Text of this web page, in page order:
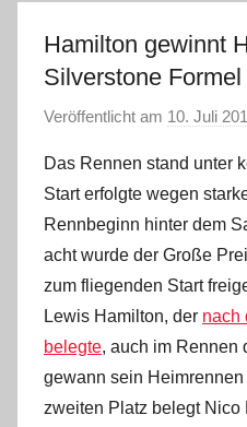
Hamilton gewinnt
Silverstone
Veröffentlicht am 10. Juli
Das Rennen stand unter
Start erfolgte wegen
Rennbeginn hinter dem
acht wurde der Große
zum fliegenden Start
Lewis Hamilton, der nach
belegte, auch im Rennen
gewann sein
zweiten Platz belegt Nico